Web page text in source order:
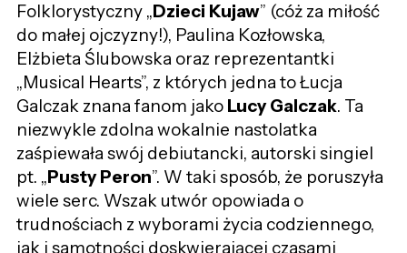
Folklorystyczny „Dzieci Kujaw” (cóż za miłość
do małej ojczyzny!), Paulina Kozłowska,
Elżbieta Ślubowska oraz reprezentantki
„Musical Hearts”, z których jedna to Łucja
Galczak znana fanom jakoLucy Galczak. Ta
niezwykle zdolna wokalnie nastolatka
zaśpiewała swój debiutancki, autorski singiel
pt. „PustyPeron”. W taki sposób, że poruszyła
wiele serc. Wszak utwór opowiada o
trudnościach z wyborami życia codziennego,
jak i samotności doskwierającej czasami